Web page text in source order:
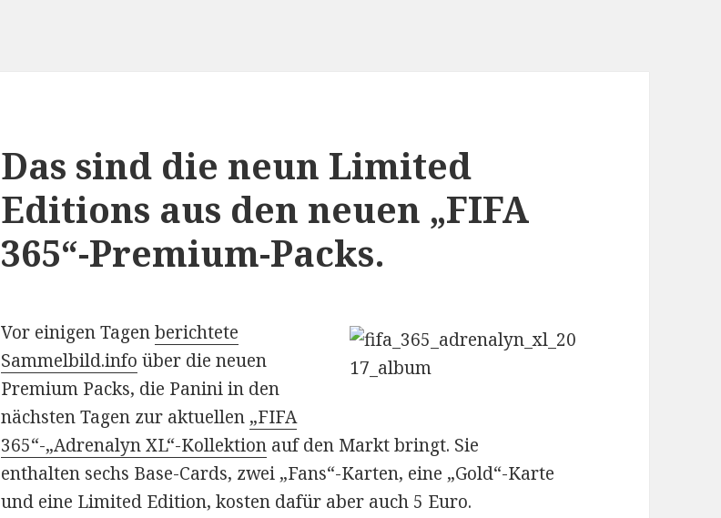
Das sind die neun Limited
Editions aus den neuen „FIFA
365“-Premium-Packs.
Vor einigen Tagenberichtete
Sammelbild.info über die neuen
Premium Packs, die Panini in den
nächsten Tagen zur aktuellen „FIFA
365“-„Adrenalyn XL“-Kollektion auf den Markt bringt. Sie
enthalten sechs Base-Cards, zwei „Fans“-Karten, eine „Gold“-Karte
und eine Limited Edition, kosten dafür aber auch 5 Euro.